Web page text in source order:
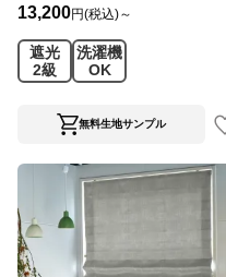
13,200円(税込)～
遮光
2級
洗濯機
OK
無料生地サンプル